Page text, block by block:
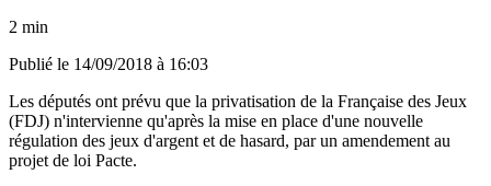
2 min
Publié le 14/09/2018 à 16:03
Les députés ont prévu que la privatisation de la Française des Jeux
(FDJ) n'intervienne qu'après la mise en place d'une nouvelle
régulation des jeux d'argent et de hasard, par un amendement au
projet de loi Pacte.